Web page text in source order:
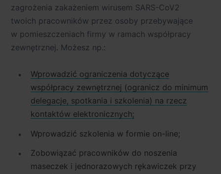
zagrożenia zakażeniem wirusem SARS-CoV2
twoich pracowników przez osoby przebywające
w pomieszczeniach firmy w ramach współpracy
zewnętrznej. Możesz np.:
Wprowadzić ograniczenia dotyczące
współpracy zewnętrznej (ogranicz do minimum
delegacje, spotkania i szkolenia) na rzecz
kontaktów elektronicznych;
Wprowadzić szkolenia w formie on-line;
Zobowiązać pracowników do noszenia
maseczek i jednorazowych rękawiczek przy